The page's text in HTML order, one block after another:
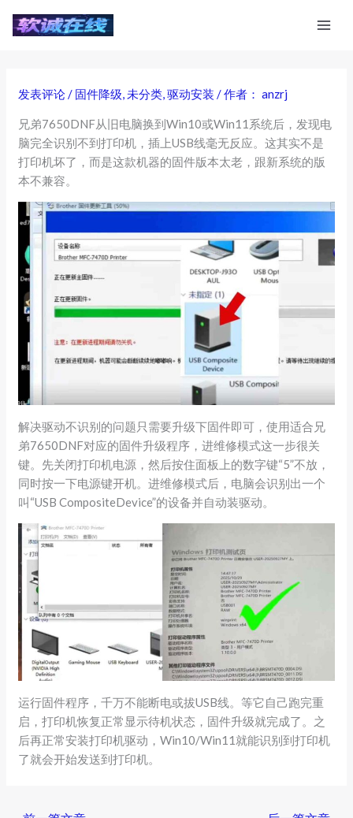
发表评论/ 固件降级,未分类,驱动安装 / 作者： anzrj
兄弟7650DNF从旧电脑换到Win10或Win11系统后，发现电
脑完全识别不到打印机，插上USB线毫无反应。这其实不是
打印机坏了，而是这款机器的固件版本太老，跟新系统的版
本不兼容。
解决驱动不识别的问题只需要升级下固件即可，使用适合兄
弟7650DNF对应的固件升级程序，进维修模式这一步很关
键。先关闭打印机电源，然后按住面板上的数字键“5”不放，
同时按一下电源键开机。进维修模式后，电脑会识别出一个
叫“USB CompositeDevice”的设备并自动装驱动。
运行固件程序，千万不能断电或拔USB线。等它自己跑完重
启，打印机恢复正常显示待机状态，固件升级就完成了。之
后再正常安装打印机驱动，Win10/Win11就能识别到打印机
了就会开始发送到打印机。